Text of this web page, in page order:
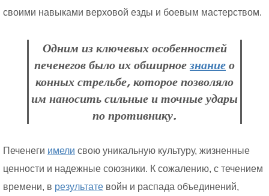
своими навыками верховой езды и боевым мастерством.
Одним из ключевых особенностей
печенегов было их обширноезнаниео
конных стрельбе, которое позволяло
им наносить сильные и точные удары
по противнику.
Печенеги имели свою уникальную культуру, жизненные
ценности и надежные союзники. К сожалению, с течением
времени, в результате войн и распада объединений,